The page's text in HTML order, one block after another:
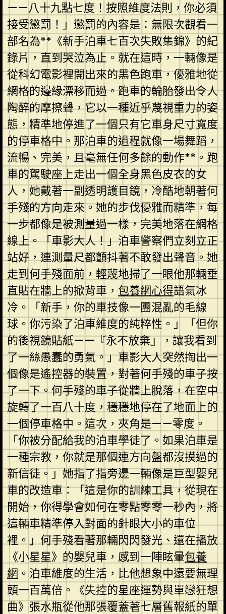
——八十九點七度！按照維度法則，你必須
接受懲罰！」懲罰的內容是：無限次觀看一
部名為**《新手泊車七百次失敗集錦》的紀
錄片，直到哭泣為止。就在這時，一輛像是
從科幻電影裡開出來的黑色跑車，優雅地從
網格的邊緣漂移而過。跑車的輪胎發出令人
陶醉的摩擦聲，它以一種近乎蔑視重力的姿
態，精準地停進了一個只有它車身尺寸寬度
的停車格中。那泊車的過程就像一場舞蹈，
流暢、完美，且毫無任何多餘的動作**。跑
車的駕駛座上走出一個全身黑色皮衣的女
人，她戴著一副透明護目鏡，冷酷地朝著何
手殘的方向走來。她的步伐優雅而精準，每
一步都像是被測量過一樣，完美地落在網格
線上。「車影大人！」泊車警察們立刻立正
站好，連測量尺都顫抖著不敢發出聲音。她
走到何手殘面前，輕蔑地掃了一眼他那輛垂
直貼在牆上的掀背車， 包養網心得語氣冰
冷。「新手，你的車技像一團混亂的毛線
球。你污染了泊車維度的純粹性。」「但你
的後視鏡貼紙——『永不放棄』，讓我看到
了一絲愚蠢的勇氣。」車影大人突然掏出一
個像是遙控器的裝置，對著何手殘的車子按
了一下。何手殘的車子從牆上脫落，在空中
旋轉了一百八十度，穩穩地停在了地面上的
一個停車格中。這次，夾角是——零度。
「你被分配給我的泊車學徒了。如果泊車是
一種宗教，你就是那個連方向盤都沒摸過的
新信徒。」她指了指旁邊一輛像是巨型嬰兒
車的改造車：「這是你的訓練工具，從現在
開始，你得學會如何在零點零零一秒內，將
這輛車精準停入對面的針眼大小的車位
裡。」何手殘看著那輛閃閃發光、還在播放
《小星星》的嬰兒車，感到一陣眩暈包養
網 。泊車維度的生活，比他想象中還要無理
頭一百萬倍。《失控的星座運勢與單戀狂想
曲》張水瓶從他那張覆蓋著七層舊報紙的單